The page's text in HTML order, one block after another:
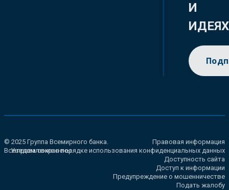
И
ИДЕЯХ
© 2025 Группа Всемирного банка.
Все права сохранены.
Правовая информация
Уведомление о порядке использования конфиденциальных данных
Доступность сайта
Доступ к информации
Предупреждение о мошенничестве
Подать жалобу